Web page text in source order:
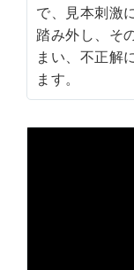
で、見本刺激
踏み外し、そ
まい、不正解
ます。